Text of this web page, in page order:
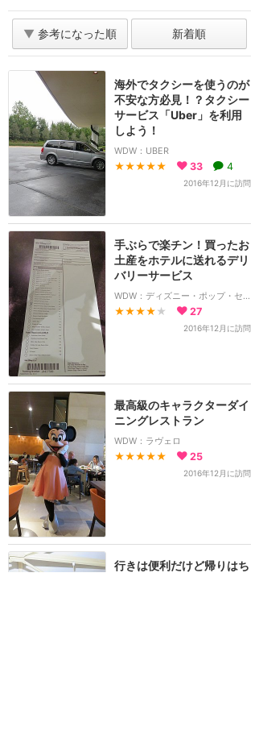
▼ 参考になった順 新着順
海外でタクシーを使うのが
不安な方必見！？タクシー
サービス「Uber」を利用
しよう！
WDW：UBER
★★★★★ 33 4
2016年12月に訪問
手ぶらで楽チン！買ったお
土産をホテルに送れるデリ
バリーサービス
WDW：ディズニー・ポップ・センチュリー・リゾート
★★★★ ★ 27
2016年12月に訪問
最高級のキャラクターダイ
ニングレストラン
WDW：ラヴェロ
★★★★★ 25
2016年12月に訪問
行きは便利だけど帰りはち